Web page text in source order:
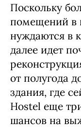
Поскольку
помещений в
нуждаются в
далее идет
от полугода
здания, где
Hostel еще
шансов на